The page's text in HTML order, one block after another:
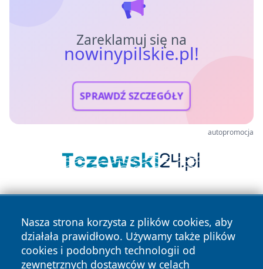
Zareklamuj się na
nowinypilskie.pl!
SPRAWDŹ SZCZEGÓŁY
autopromocja
Nasza strona korzysta z plików cookies, aby
działała prawidłowo. Używamy także plików
cookies i podobnych technologii od
zewnętrznych dostawców w celach